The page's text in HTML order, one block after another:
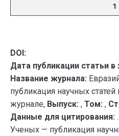
1
DOI:
Дата публикации статьи в
Название журнала:
публикация научных
журнале, Выпуск: , Том: ,
Данные для цитирования:
Ученых — публикация